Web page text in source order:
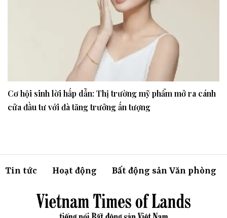
Cơ hội sinh lời hấp dẫn: Thị trường mỹ phẩm mở ra cánh
cửa đầu tư với đà tăng trưởng ấn tượng
Tin tức Hoạt động Bất động sản Văn phòng